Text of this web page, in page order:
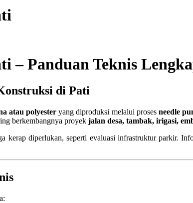
– Panduan Teknis
di Pati
atau polyesteryang diproduksi melalui prosesneedle
berkembangnya proyek jalan desa, tambak, irigasi,
kerap diperlukan, seperti evaluasi infrastruktur parkir.